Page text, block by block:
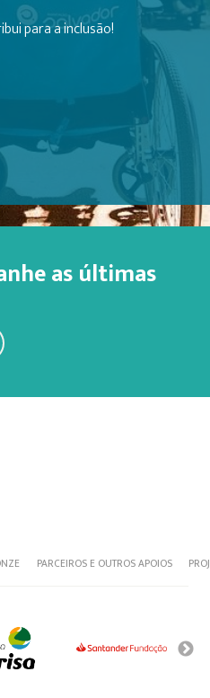
para a inclusão!
as últimas
PARCEIROS E OUTROS APOIOS